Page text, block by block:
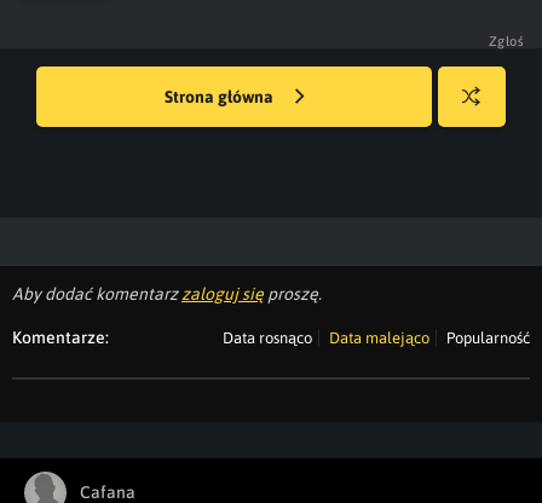
Zgłoś
Strona główna
Aby dodać komentarzzaloguj się proszę.
Komentarze: Data rosnąco Data malejąco Popularność
Cafana